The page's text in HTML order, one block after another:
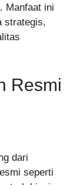
Manfaat ini
strategis,
Resmi
dari
seperti